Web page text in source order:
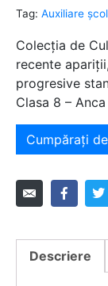
Tag: Auxiliare
Colecția de
recente
progresive
Clasa 8 –
Cumpărați
Descriere